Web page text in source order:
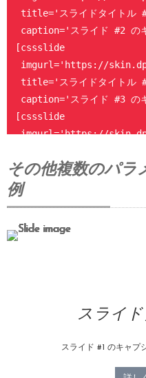
title='スライドタイトル
caption='スライド #2 のキ
[cssslide
imgurl='https://
title='スライドタイトル
caption='スライド #3 のキ
[cssslide
imgurl='https://
caption='スライド #4 のキ
[cssslide
caption='スライド #5 のキ
caption='スライド #6 のキ
caption='スライド #7 のキ
その他複数のパラ
例
スライ
スライド #1 のキャプ